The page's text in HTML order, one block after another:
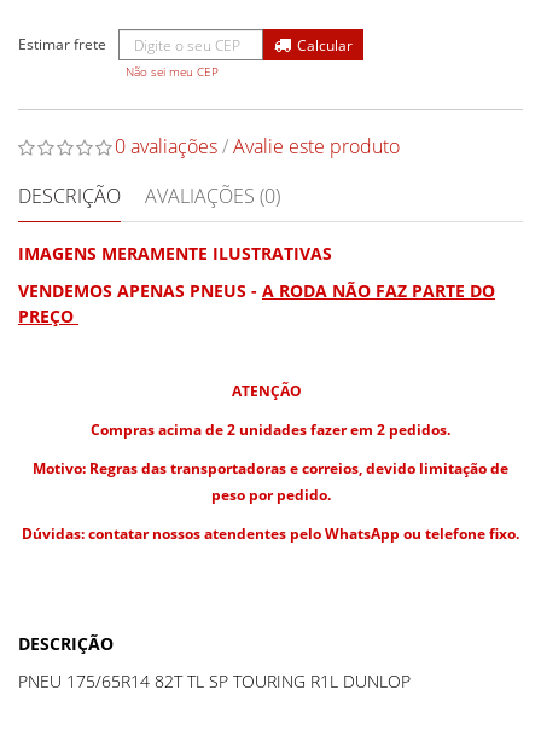
Não sei meu CEP
0 avaliações/Avalie este produto
DESCRIÇÃO
AVALIAÇÕES (0)
IMAGENS MERAMENTE ILUSTRATIVAS
VENDEMOS APENAS PNEUS - A RODA NÃO FAZ PARTE DO
PREÇO
ATENÇÃO
Compras acima de 2 unidades fazer em 2 pedidos.
Motivo: Regras das transportadoras e correios, devido limitação de
peso por pedido.
Dúvidas: contatar nossos atendentes pelo WhatsApp ou telefone fixo.
DESCRIÇÃO
PNEU 175/65R14 82T TL SP TOURING R1L DUNLOP